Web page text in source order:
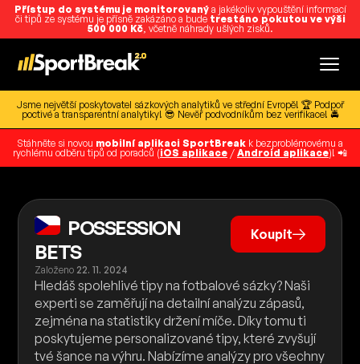
Přístup do systému je monitorovanýa jakékoliv vypouštění informací
či tipů ze systému je přísně zakázáno a bude trestáno pokutou ve výši
500 000 Kč, včetně náhrady ušlých zisků.
Jsme největší poskytovatel sázkových analytiků ve střední Evropě! 🏆 Podpoř
poctivé a transparentní analytiky! 😎 Nevěř podvodníkům bez verifikace! 🚔
Stáhněte si novou mobilní aplikaci SportBreak k bezproblémovému a
rychlému odběru tipů od poradců (iOS aplikace / Android aplikace)! 📲
POSSESSION
BETS
Založeno 22. 11. 2024
Koupit
Hledáš spolehlivé tipy na fotbalové sázky? Naši
experti se zaměřují na detailní analýzu zápasů,
zejména na statistiky držení míče. Díky tomu ti
poskytujeme personalizované tipy, které zvyšují
tvé šance na výhru. Nabízíme analýzy pro všechny